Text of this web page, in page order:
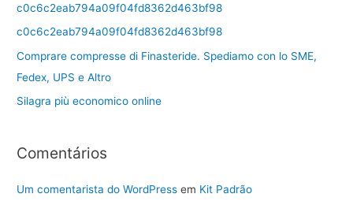
c0c6c2eab794a09f04fd8362d463bf98
c0c6c2eab794a09f04fd8362d463bf98
Comprare compresse di Finasteride. Spediamo con lo SME,
Fedex, UPS e Altro
Silagra più economico online
Comentários
Um comentarista do WordPress em Kit Padrão